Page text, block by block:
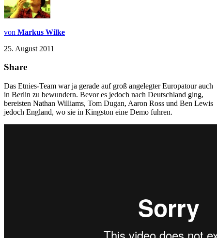
von Markus Wilke
25. August 2011
Share
Das Etnies-Team war ja gerade auf groß angelegter Europatour auch
in Berlin zu bewundern. Bevor es jedoch nach Deutschland ging,
bereisten Nathan Williams, Tom Dugan, Aaron Ross und Ben Lewis
jedoch England, wo sie in Kingston eine Demo fuhren.